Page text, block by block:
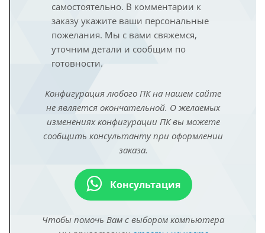
самостоятельно. В комментарии к
заказу укажите ваши персональные
пожелания. Мы с вами свяжемся,
уточним детали и сообщим по
готовности.
Конфигурация любого ПК на нашем сайте
не является окончательной. О желаемых
изменениях конфигурации ПК вы можете
сообщить консультанту при оформлении
заказа.
Консультация
Чтобы помочь Вам с выбором компьютера